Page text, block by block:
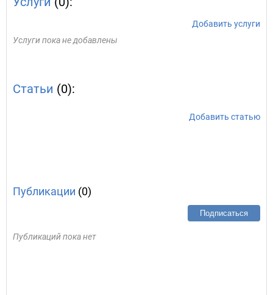
Добавить услуги
Услуги пока не добавлены
Статьи (0):
Добавить статью
Публикации (0)
Подписаться
Публикаций пока нет